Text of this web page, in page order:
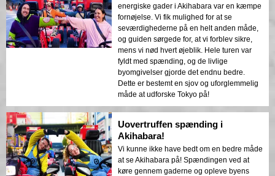
energiske gader i Akihabara var en kæmpe
fornøjelse. Vi fik mulighed for at se
seværdighederne på en helt anden måde,
og guiden sørgede for, at vi forblev sikre,
mens vi nød hvert øjeblik. Hele turen var
fyldt med spænding, og de livlige
byomgivelser gjorde det endnu bedre.
Dette er bestemt en sjov og uforglemmelig
måde at udforske Tokyo på!
Uovertruffen spænding i
Akihabara!
Vi kunne ikke have bedt om en bedre måde
at se Akihabara på! Spændingen ved at
køre gennem gaderne og opleve byens